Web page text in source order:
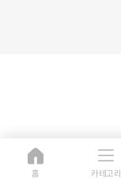
홈 카테고리